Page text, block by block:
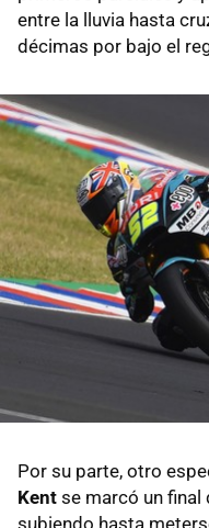
entre la lluvia hasta
décimas por bajo el
Por su parte, otro
Kent se marcó un final
subiendo hasta